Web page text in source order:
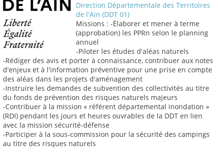
Direction Départementale des Territoires
de l'Ain (DDT 01)
Missions : -Élaborer et mener à terme
(approbation) les PPRn selon le planning
annuel
-Piloter les études d'aléas naturels
-Rédiger des avis et porter à connaissance, contribuer aux notes
d'enjeux et à l'information préventive pour une prise en compte
des aléas dans les projets d'aménagement
-Instruire les demandes de subvention des collectivités au titre
du fonds de prévention des risques naturels majeurs
-Contribuer à la mission « référent départemental inondation »
(RDI) pendant les jours et heures ouvrables de la DDT en lien
avec la mission sécurité-défense
-Participer à la sous-commission pour la sécurité des campings
au titre des risques naturels